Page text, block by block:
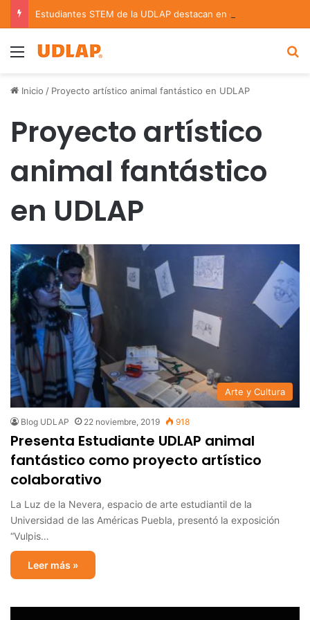
Menu
Inicio / Proyecto artístico animal fantástico en UDLAP
Proyecto artístico
animal fantástico
en UDLAP
Arte y Cultura
Blog UDLAP 22 noviembre, 2019 918
Presenta Estudiante UDLAP animal
fantástico como proyecto artístico
colaborativo
La Luz de la Nevera, espacio de arte estudiantil de la
Universidad de las Américas Puebla, presentó la exposición
“Vulpis…
Leer más »